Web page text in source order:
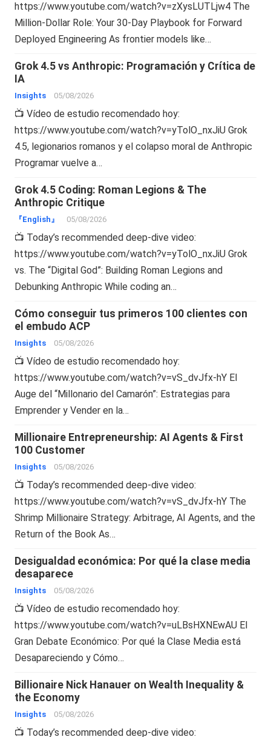
https://www.youtube.com/watch?v=zXysLUTLjw4 The
Million-Dollar Role: Your 30-Day Playbook for Forward
Deployed Engineering As frontier models like…
Grok 4.5 vs Anthropic: Programación y Crítica de
IA
Insights 05/08/2026
📺 Vídeo de estudio recomendado hoy:
https://www.youtube.com/watch?v=yTolO_nxJiU Grok
4.5, legionarios romanos y el colapso moral de Anthropic
Programar vuelve a…
Grok 4.5 Coding: Roman Legions & The
Anthropic Critique
『English』 05/08/2026
📺 Today’s recommended deep-dive video:
https://www.youtube.com/watch?v=yTolO_nxJiU Grok
vs. The “Digital God”: Building Roman Legions and
Debunking Anthropic While coding an…
Cómo conseguir tus primeros 100 clientes con
el embudo ACP
Insights 05/08/2026
📺 Vídeo de estudio recomendado hoy:
https://www.youtube.com/watch?v=vS_dvJfx-hY El
Auge del “Millonario del Camarón”: Estrategias para
Emprender y Vender en la…
Millionaire Entrepreneurship: AI Agents & First
100 Customer
Insights 05/08/2026
📺 Today’s recommended deep-dive video:
https://www.youtube.com/watch?v=vS_dvJfx-hY The
Shrimp Millionaire Strategy: Arbitrage, AI Agents, and the
Return of the Book As…
Desigualdad económica: Por qué la clase media
desaparece
Insights 05/08/2026
📺 Vídeo de estudio recomendado hoy:
https://www.youtube.com/watch?v=uLBsHXNEwAU El
Gran Debate Económico: Por qué la Clase Media está
Desapareciendo y Cómo…
Billionaire Nick Hanauer on Wealth Inequality &
the Economy
Insights 05/08/2026
📺 Today’s recommended deep-dive video: